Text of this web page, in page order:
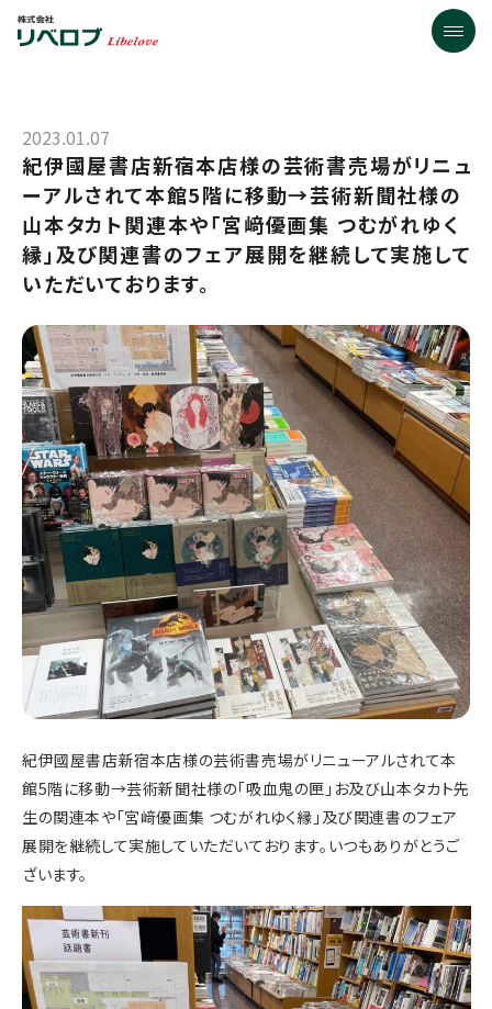
2023.01.07
紀伊國屋書店新宿本店様の芸術書売場がリニュ
ーアルされて本館5階に移動→芸術新聞社様の
山本タカト関連本や「宮﨑優画集 つむがれゆく
縁」及び関連書のフェア展開を継続して実施して
いただいております。
紀伊國屋書店新宿本店様の芸術書売場がリニューアルされて本
館5階に移動→芸術新聞社様の「吸血鬼の匣」お及び山本タカト先
生の関連本や「宮﨑優画集 つむがれゆく縁」及び関連書のフェア
展開を継続して実施していただいております。いつもありがとうご
ざいます。